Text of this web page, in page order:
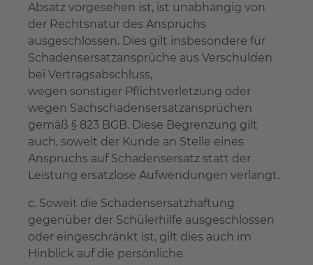
Absatz vorgesehen ist, ist unabhängig von
der Rechtsnatur des Anspruchs
ausgeschlossen. Dies gilt insbesondere für
Schadensersatzansprüche aus Verschulden
bei Vertragsabschluss,
wegen sonstiger Pflichtverletzung oder
wegen Sachschadensersatzansprüchen
gemäß § 823 BGB. Diese Begrenzung gilt
auch, soweit der Kunde an Stelle eines
Anspruchs auf Schadensersatz statt der
Leistung ersatzlose Aufwendungen verlangt.
c. Soweit die Schadensersatzhaftung
gegenüber der Schülerhilfe ausgeschlossen
oder eingeschränkt ist, gilt dies auch im
Hinblick auf die persönliche